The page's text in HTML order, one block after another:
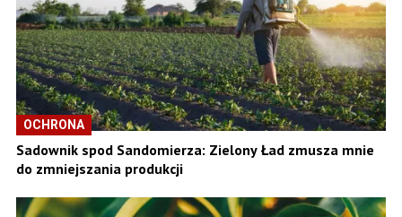
OCHRONA
Sadownik spod Sandomierza: Zielony Ład zmusza mnie
do zmniejszania produkcji